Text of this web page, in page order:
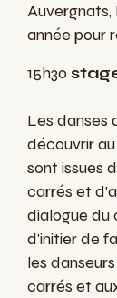
Auvergnats,
année pour
15h30
Les danses
découvrir
sont issues
carrés et
dialogue du
d'initier de
les
carrés et